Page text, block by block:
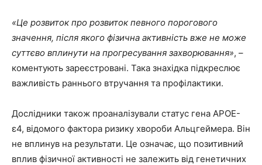
«Це розвиток про розвиток певного порогового
значення, після якого фізична активність вже не може
суттєво вплинути на прогресування захворювання», –
коментують зареєстровані. Така знахідка підкреслює
важливість раннього втручання та профілактики.
Дослідники також проаналізували статус гена APOE-
ε4, відомого фактора ризику хвороби Альцгеймера. Він
не вплинув на результати. Це означає, що позитивний
вплив фізичної активності не залежить від генетичних